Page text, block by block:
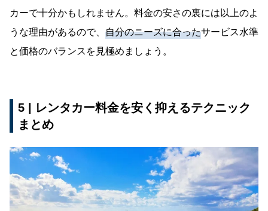
カーで十分かもしれません。料金の安さの裏には以上のよ
うな理由があるので、 自分のニーズに合ったサービス水準
と価格のバランスを見極めましょう。
5 | レンタカー料金を安く抑えるテクニック
まとめ